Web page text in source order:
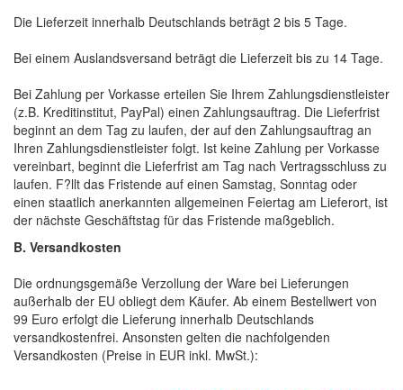
Die Lieferzeit innerhalb Deutschlands beträgt 2 bis 5 Tage.
Bei einem Auslandsversand beträgt die Lieferzeit bis zu 14 Tage.
Bei Zahlung per Vorkasse erteilen Sie Ihrem Zahlungsdienstleister
(z.B. Kreditinstitut, PayPal) einen Zahlungsauftrag. Die Lieferfrist
beginnt an dem Tag zu laufen, der auf den Zahlungsauftrag an
Ihren Zahlungsdienstleister folgt. Ist keine Zahlung per Vorkasse
vereinbart, beginnt die Lieferfrist am Tag nach Vertragsschluss zu
laufen. F?llt das Fristende auf einen Samstag, Sonntag oder
einen staatlich anerkannten allgemeinen Feiertag am Lieferort, ist
der nächste Geschäftstag für das Fristende maßgeblich.
B. Versandkosten
Die ordnungsgemäße Verzollung der Ware bei Lieferungen
außerhalb der EU obliegt dem Käufer. Ab einem Bestellwert von
99 Euro erfolgt die Lieferung innerhalb Deutschlands
versandkostenfrei. Ansonsten gelten die nachfolgenden
Versandkosten (Preise in EUR inkl. MwSt.):